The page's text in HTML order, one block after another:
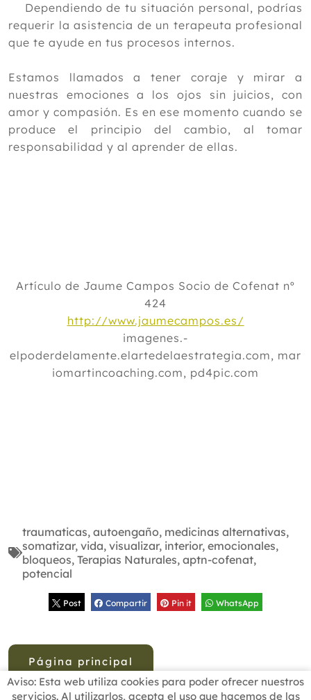
Dependiendo de tu situación personal, podrías
requerir la asistencia de un terapeuta profesional
que te ayude en tus procesos internos.
Estamos llamados a tener coraje y mirar a
nuestras emociones a los ojos sin juicios, con
amor y compasión. Es en ese momento cuando se
produce el principio del cambio, al tomar
responsabilidad y al aprender de ellas.
Artículo de Jaume Campos Socio de Cofenat nº
424
http://www.jaumecampos.es/
imagenes.-
elpoderdelamente.elartedelaestrategia.com, mar
iomartincoaching.com, pd4pic.com
traumaticas, autoengaño, medicinas alternativas,
somatizar, vida, visualizar, interior, emocionales,
bloqueos, Terapias Naturales, aptn-cofenat,
potencial
Post Compartir Pin it WhatsApp
Página principal
Aviso: Esta web utiliza cookies para poder ofrecer nuestros
servicios. Al utilizarlos, acepta el uso que hacemos de las